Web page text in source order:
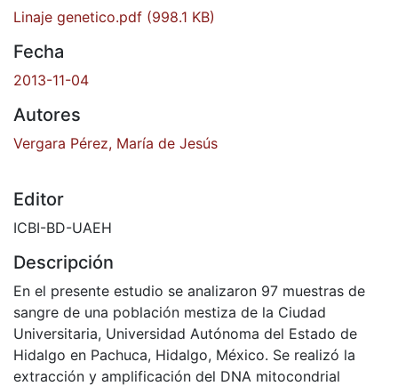
Linaje genetico.pdf (998.1 KB)
Fecha
2013-11-04
Autores
Vergara Pérez, María de Jesús
Editor
ICBI-BD-UAEH
Descripción
En el presente estudio se analizaron 97 muestras de
sangre de una población mestiza de la Ciudad
Universitaria, Universidad Autónoma del Estado de
Hidalgo en Pachuca, Hidalgo, México. Se realizó la
extracción y amplificación del DNA mitocondrial